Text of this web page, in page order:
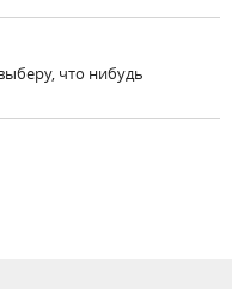
что нибудь